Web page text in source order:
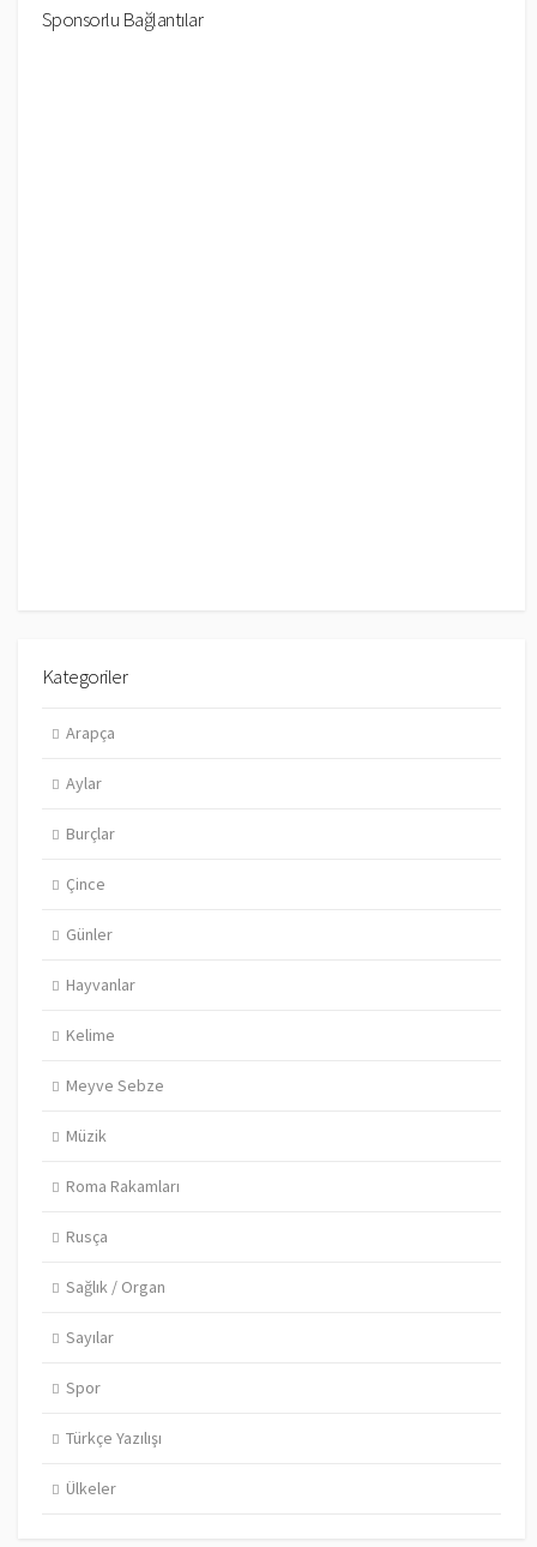
Sponsorlu Bağlantılar
Kategoriler
Arapça
Aylar
Burçlar
Çince
Günler
Hayvanlar
Kelime
Meyve Sebze
Müzik
Roma Rakamları
Rusça
Sağlık / Organ
Sayılar
Spor
Türkçe Yazılışı
Ülkeler